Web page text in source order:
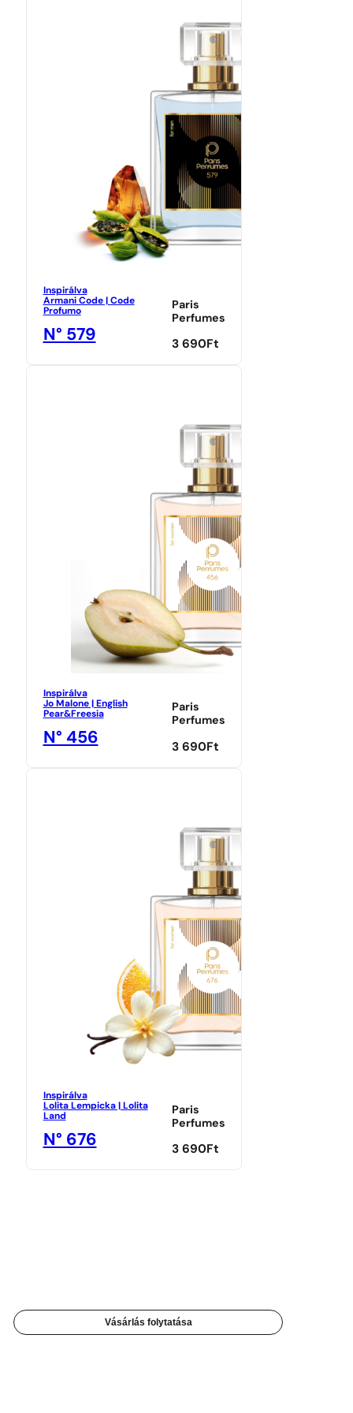
Inspirálva
Armani Code | Code
Profumo
N° 579
Paris
Perfumes
3 690 Ft
Inspirálva
Jo Malone | English
Pear&Freesia
N° 456
Paris
Perfumes
3 690Ft
Inspirálva
Lolita Lempicka | Lolita
Land
N° 676
Paris
Perfumes
3 690 Ft
Vásárlás folytatása